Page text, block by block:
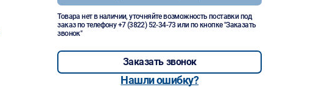
Товара нет в наличии, уточняйте возможность поставки под
заказ по телефону+7 (3822) 52-34-73 или по кнопке "Заказать
звонок"
Заказать звонок
Нашли ошибку?